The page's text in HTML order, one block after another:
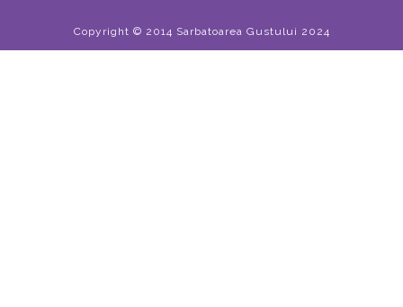
Copyright © 2014 Sarbatoarea Gustului 2024